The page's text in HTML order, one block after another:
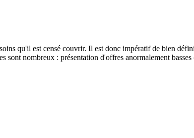
qu'il est censé couvrir. Il est donc impératif de bien
sont nombreux : présentation d'offres anormalement